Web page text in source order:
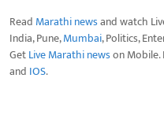
Read Marathi newsand watch
India, Pune,Mumbai, Politics,
GetLive Marathi newson Mobile.
and IOS.